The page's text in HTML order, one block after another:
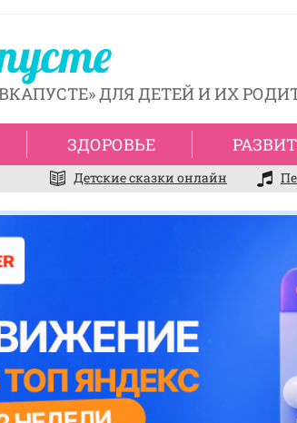
ДЛЯ ДЕТЕЙ И ИХ
ЗДОРОВЬЕ
Детские сказки онлайн